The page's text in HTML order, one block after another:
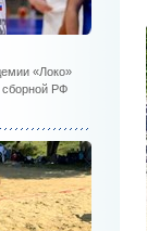
«Локо»
РФ